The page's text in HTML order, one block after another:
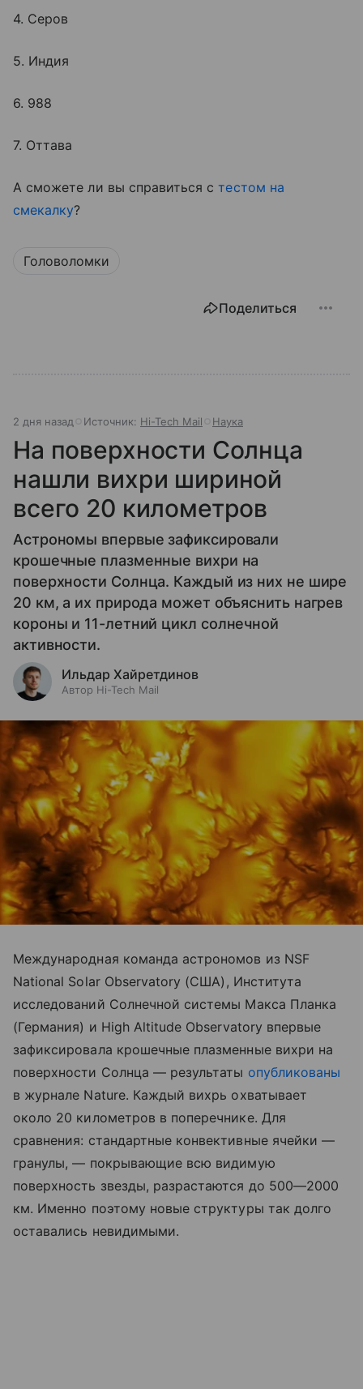
4. Серов
5. Индия
6. 988
7. Оттава
А сможете ли вы справиться стестом на
смекалку?
Головоломки
Поделиться
2 дня назад Источник: Hi-Tech Mail Наука
На поверхности Солнца
нашли вихри шириной
всего 20 километров
Астрономы впервые зафиксировали
крошечные плазменные вихри на
поверхности Солнца. Каждый из них не шире
20 км, а их природа может объяснить нагрев
короны и 11-летний цикл солнечной
активности.
Ильдар Хайретдинов
Автор Hi-Tech Mail
Международная команда астрономов из NSF
National Solar Observatory (США), Института
исследований Солнечной системы Макса Планка
(Германия) и High Altitude Observatory впервые
зафиксировала крошечные плазменные вихри на
поверхности Солнца — результаты опубликованы
в журнале Nature. Каждый вихрь охватывает
около 20 километров в поперечнике. Для
сравнения: стандартные конвективные ячейки —
гранулы, — покрывающие всю видимую
поверхность звезды, разрастаются до 500—2000
км. Именно поэтому новые структуры так долго
оставались невидимыми.